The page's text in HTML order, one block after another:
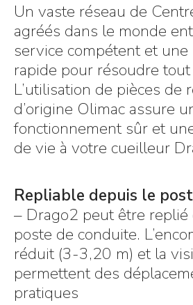
Un vaste réseau de
agréés dans le monde
service compétent et
rapide pour résoudre
L’utilisation de pièces de
d’origine Olimac assure
fonctionnement sûr et
de vie à votre cueilleur
Repliable depuis le
– Drago2 peut être
poste de conduite.
réduit (3-3,20 m) et la
permettent des
pratiques